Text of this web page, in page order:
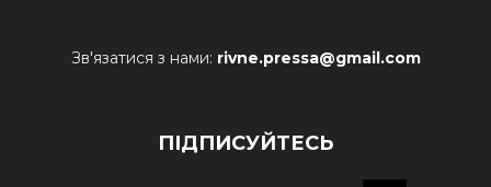
Зв'язатися з нами: rivne.pressa@gmail.com
ПІДПИСУЙТЕСЬ